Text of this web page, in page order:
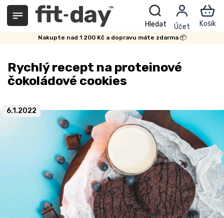
Přejít
obsah
Nakupte nad 1 200 Kč a dopravu máte zdarma 📦
Rychlý recept na proteinové
čokoládové cookies
6.1.2022